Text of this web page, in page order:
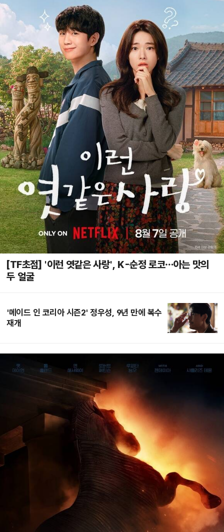
[TF초점] '이런 엿같은 사랑', K-순정 로코…아는 맛의
두 얼굴
'메이드 인 코리아 시즌2' 정우성, 9년 만에 복수
재개